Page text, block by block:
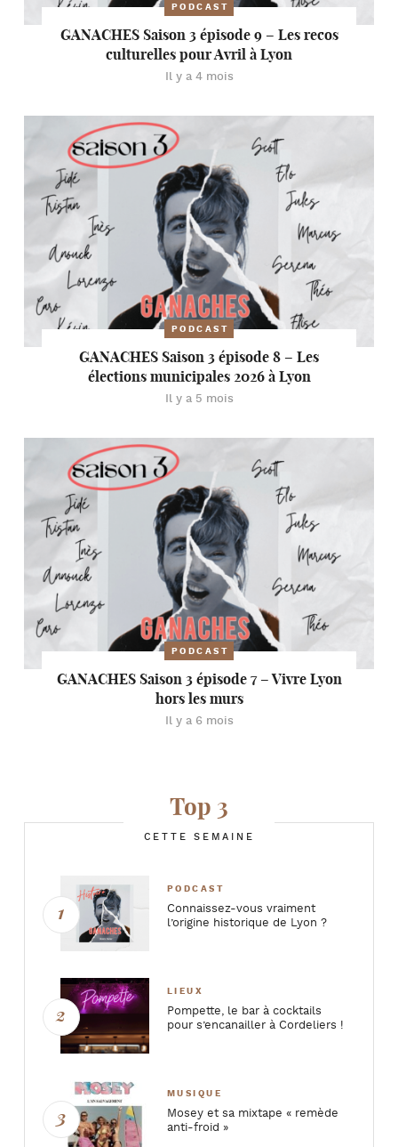
PODCAST
GANACHES Saison 3 épisode 9 – Les recos
culturelles pour Avril à Lyon
Il y a 4 mois
PODCAST
GANACHES Saison 3 épisode 8 – Les
élections municipales 2026 à Lyon
Il y a 5 mois
PODCAST
GANACHES Saison 3 épisode 7 – Vivre Lyon
hors les murs
Il y a 6 mois
Top 3
CETTE SEMAINE
PODCAST
Connaissez-vous vraiment
l’origine historique de Lyon ?
LIEUX
Pompette, le bar à cocktails
pour s’encanailler à Cordeliers !
MUSIQUE
Mosey et sa mixtape « remède
anti-froid »